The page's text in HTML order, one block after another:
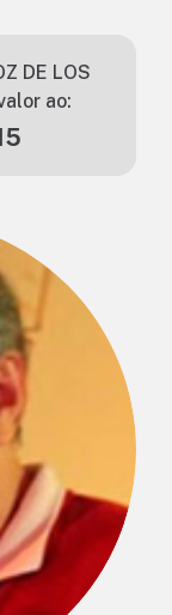
DE LOS
ao: